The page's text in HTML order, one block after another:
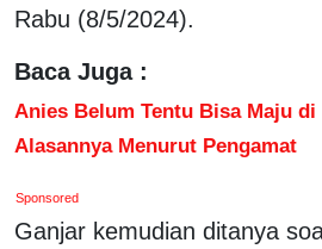
Rabu (8/5/2024).
Baca Juga :
Anies Belum Tentu Bisa Maju
Alasannya Menurut Pengamat
Sponsored
Ganjar kemudian ditanya